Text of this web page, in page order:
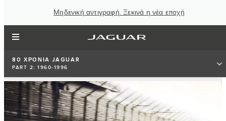
Μηδενική αντιγραφή. Ξεκινά η νέα εποχή
80 ΧΡΟΝΙΑ JAGUAR
PART 2: 1960-1996